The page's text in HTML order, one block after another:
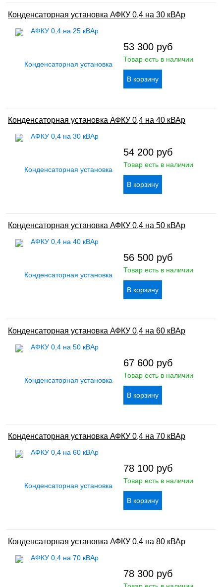
Конденсаторная установка АФКУ 0,4 на 30 кВАр
53 300 руб
Товар есть в наличии
Конденсаторная установка АФКУ 0,4 на 40 кВАр
54 200 руб
Товар есть в наличии
Конденсаторная установка АФКУ 0,4 на 50 кВАр
56 500 руб
Товар есть в наличии
Конденсаторная установка АФКУ 0,4 на 60 кВАр
67 600 руб
Товар есть в наличии
Конденсаторная установка АФКУ 0,4 на 70 кВАр
78 100 руб
Товар есть в наличии
Конденсаторная установка АФКУ 0,4 на 80 кВАр
78 300 руб